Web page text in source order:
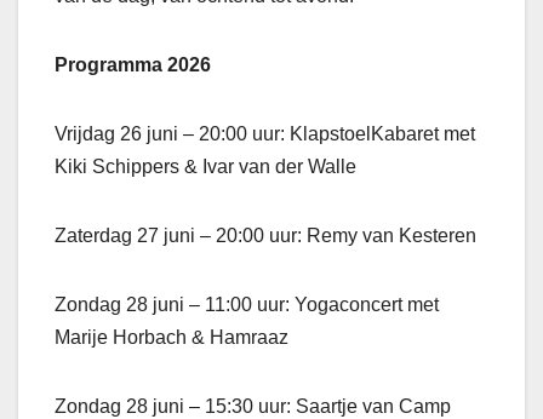
Programma 2026
Vrijdag 26 juni – 20:00 uur: KlapstoelKabaret met
Kiki Schippers & Ivar van der Walle
Zaterdag 27 juni – 20:00 uur: Remy van Kesteren
Zondag 28 juni – 11:00 uur: Yogaconcert met
Marije Horbach & Hamraaz
Zondag 28 juni – 15:30 uur: Saartje van Camp